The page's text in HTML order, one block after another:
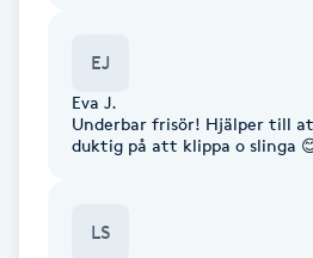
Faceliftmassage
Fet hårbotten
EJ
Eva J.
Underbar frisör! Hjälper till
duktig på att klippa o slinga
LS